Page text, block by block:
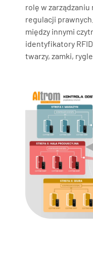
rolę w zarządzaniu
regulacji
między innymi
identyfikatory
twarzy, zamki,